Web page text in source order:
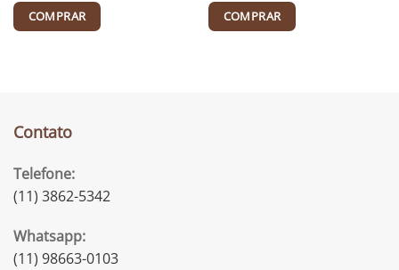
COMPRAR COMPRAR
Contato
Telefone:
(11) 3862-5342
Whatsapp:
(11) 98663-0103